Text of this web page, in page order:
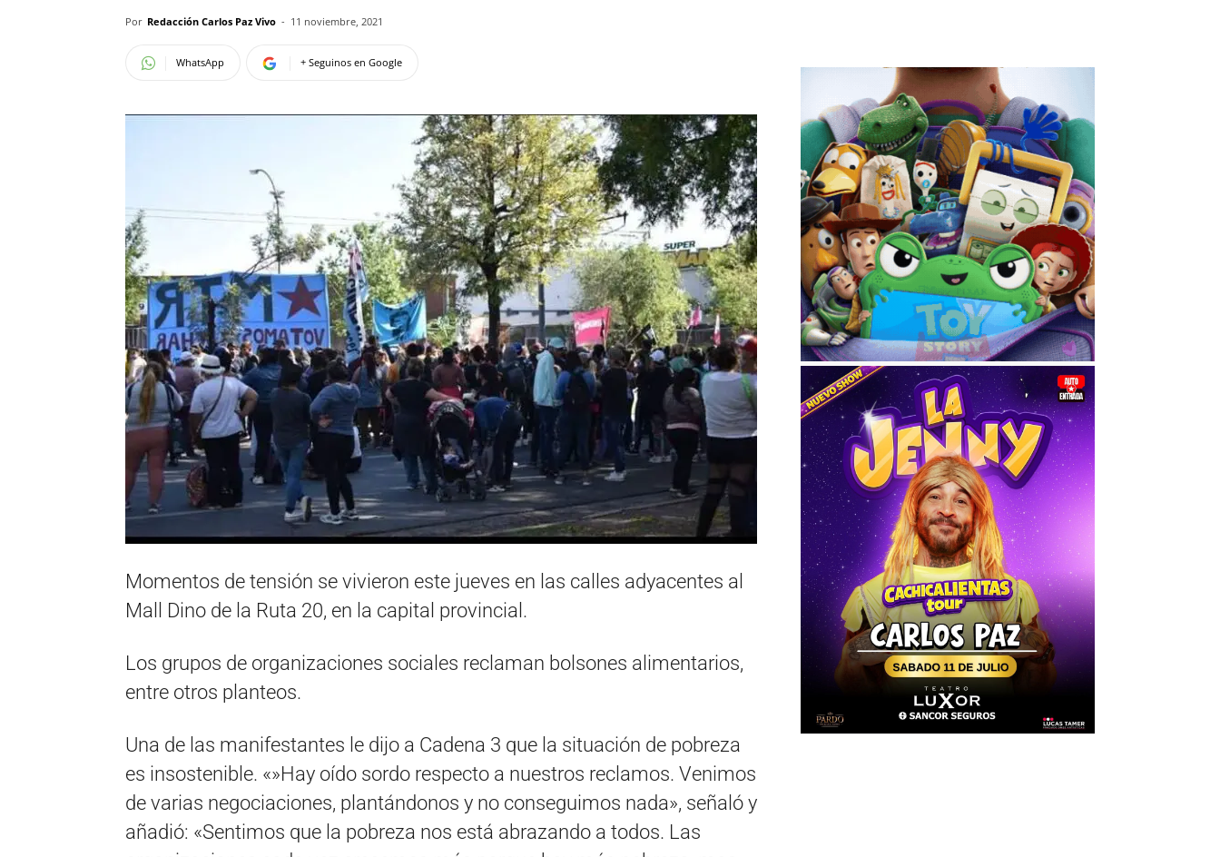
Por Redacción Carlos Paz Vivo - 11 noviembre, 2021
WhatsApp + Seguinos en Google
Momentos de tensión se vivieron este jueves en las calles adyacentes al
Mall Dino de la Ruta 20, en la capital provincial.
Los grupos de organizaciones sociales reclaman bolsones alimentarios,
entre otros planteos.
Una de las manifestantes le dijo a Cadena 3 que la situación de pobreza
es insostenible. «»Hay oído sordo respecto a nuestros reclamos. Venimos
de varias negociaciones, plantándonos y no conseguimos nada», señaló y
añadió: «Sentimos que la pobreza nos está abrazando a todos. Las